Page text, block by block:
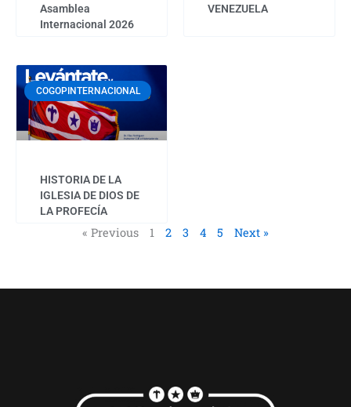
Asamblea
Internacional 2026
VENEZUELA
COGOPINTERNACIONAL
HISTORIA DE LA
IGLESIA DE DIOS DE
LA PROFECÍA
« Previous 1 2 3 4 5 Next »